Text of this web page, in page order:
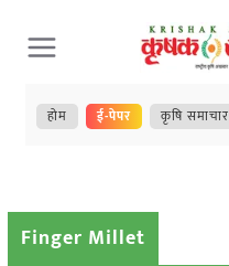
Skip
to
content
होम ई-पेपर कृषि समाचार
Finger Millet